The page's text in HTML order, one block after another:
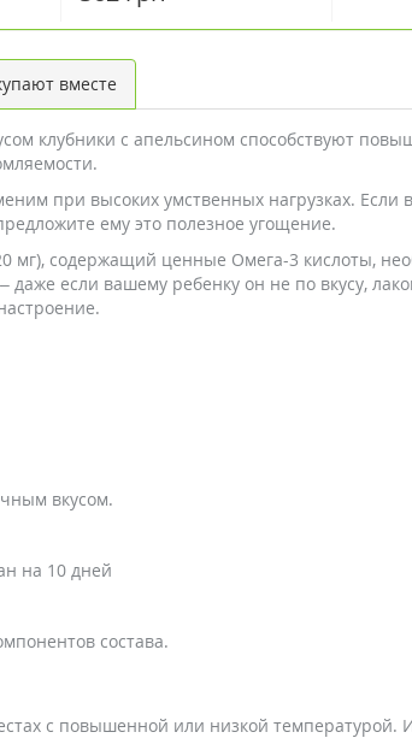
вместе
клубники с апельсином способствуют
при высоких умственных нагрузках.
ему это полезное угощение.
содержащий ценные Омега-3 кислоты,
если вашему ребенку он не по вкусу,
вкусом.
на 10 дней
состава.
с повышенной или низкой